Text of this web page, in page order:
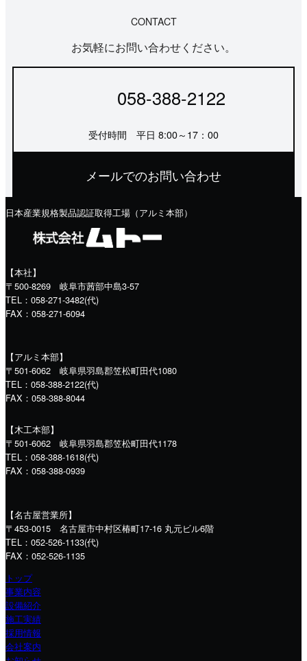
CONTACT
お気軽にお問い合わせください。
058-388-2122
受付時間 平日 8:00～17：00
メールでのお問い合わせ
日本産業規格製品認証取得工場（アルミ本部）
【本社】
〒500-8269 岐阜市茜部中島3-57
TEL：058-271-3482(代)
FAX：058-271-6094
【アルミ本部】
〒501-6062 岐阜県羽島郡笠松町田代1080
TEL：058-388-2122(代)
FAX：058-388-8044
【木工本部】
〒501-6062 岐阜県羽島郡笠松町田代1178
TEL：058-388-1618(代)
FAX：058-388-0939
【名古屋営業所】
〒453-0015 名古屋市中村区椿町17-16 丸元ビル6階
TEL：052-526-1133(代)
FAX：052-526-1135
トップ
事業内容
設備紹介
施工実績
採用情報
会社案内